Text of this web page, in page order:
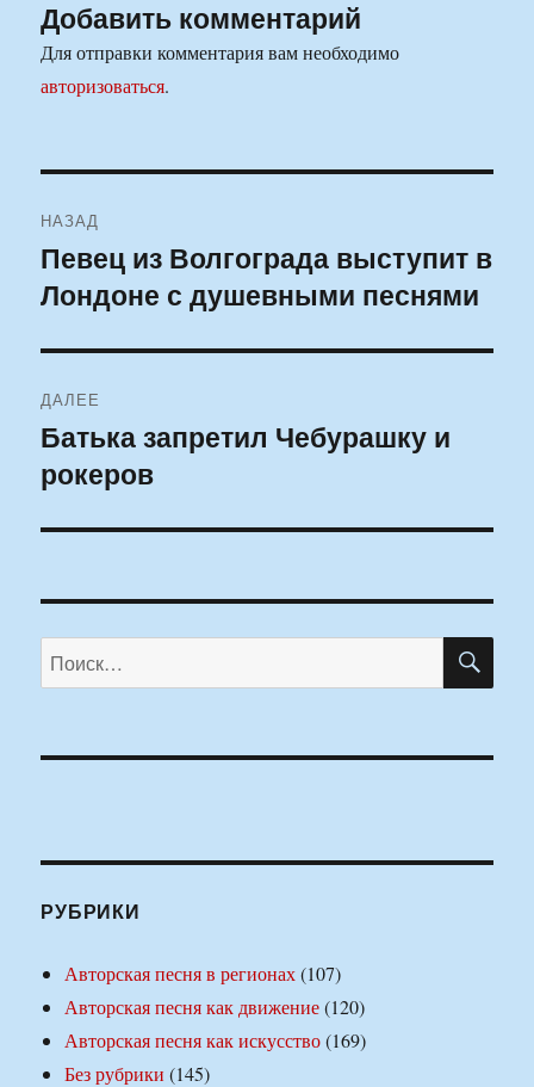
Добавить комментарий
Для отправки комментария вам необходимо
авторизоваться.
по
записям
НАЗАД
Предыдущая
запись:
Певец из Волгограда выступит в
Лондоне с душевными песнями
ДАЛЕЕ
Следующая
запись:
Батька запретил Чебурашку и
рокеров
Искать:
РУБРИКИ
Авторская песня в регионах(107)
Авторская песня как движение(120)
Авторская песня как искусство(169)
Без рубрики (145)